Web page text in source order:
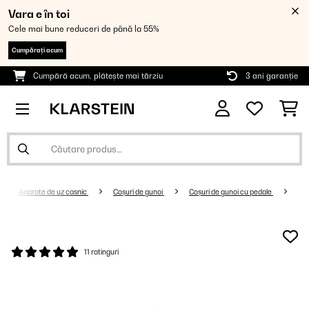
Vara e în toi
Cele mai bune reduceri de până la 55%
Cumpărați acum
Cumpără acum, plătește mai târziu 3 ani garanție
Aparate de uz casnic Coșuri de gunoi Coșuri de gunoi cu pedale
11 ratinguri